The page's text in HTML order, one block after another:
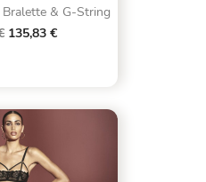
& G-String
135,83 €